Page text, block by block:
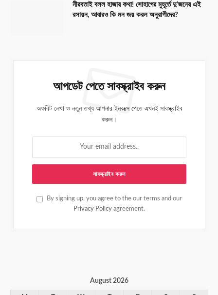
নীরবতাই বলল হাজার কথা! সোহাগের মুহূর্তে দু’জনের এই
রসায়ন, আবারও কি মন জয় করল অনুরাগীদের?
আপডেট পেতে সাবস্ক্রাইব করুন
অফবিট লেখা ও নতুন তথ্য আপনার ইনবক্সে পেতে এখনই সাবস্ক্রাইব
করুন।
By signing up, you agree to the our terms and our
Privacy Policy agreement.
August 2026